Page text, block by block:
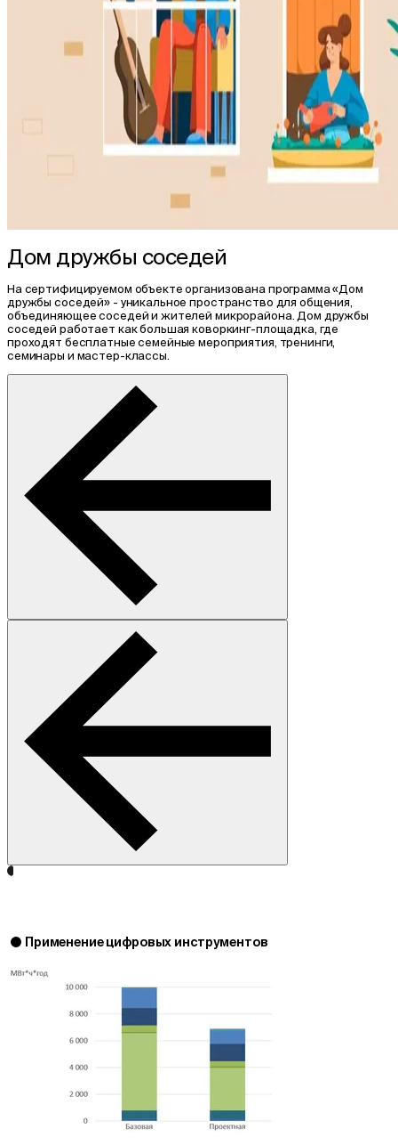
Дом дружбы соседей
На сертифицируемом объекте организована программа «Дом
дружбы соседей» - уникальное пространство для общения,
объединяющее соседей и жителей микрорайона. Дом дружбы
соседей работает как большая коворкинг-площадка, где
проходят бесплатные семейные мероприятия, тренинги,
семинары и мастер-классы.
Применение цифровых инструментов